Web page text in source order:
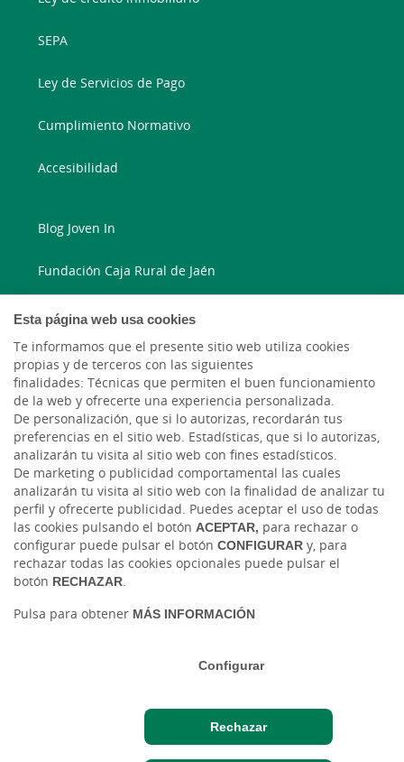
Esta página web usa cookies
Te informamos que el presente sitio web utiliza cookies
propias y de terceros con las siguientes
finalidades: Técnicas que permiten el buen funcionamiento
de la web y ofrecerte una experiencia personalizada.
De personalización, que si lo autorizas, recordarán tus
preferencias en el sitio web. Estadísticas, que si lo autorizas,
analizarán tu visita al sitio web con fines estadísticos.
De marketing o publicidad comportamental las cuales
analizarán tu visita al sitio web con la finalidad de analizar tu
perfil y ofrecerte publicidad. Puedes aceptar el uso de todas
las cookies pulsando el botón ACEPTAR, para rechazar o
configurar puede pulsar el botón CONFIGURAR y, para
rechazar todas las cookies opcionales puede pulsar el
botón RECHAZAR.
Pulsa para obtener MÁS INFORMACIÓN
Configurar
Rechazar
SEPA
Ley de Servicios de Pago
Cumplimiento Normativo
Accesibilidad
Blog Joven In
Fundación Caja Rural de Jaén
Blog Ruralvía
LinkedIn
Instagram
Facebook
Blog Caja Rural Jaén
Protección de datos